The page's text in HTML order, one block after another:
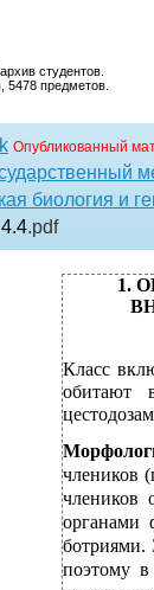
студентов.
5478 предметов.
Опубликованный
биология и
.pdf
1.
Класс
обитают
члеников
члеников
органами
ботриями.
поэтому в